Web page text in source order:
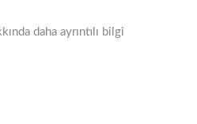
daha ayrıntılı bilgi